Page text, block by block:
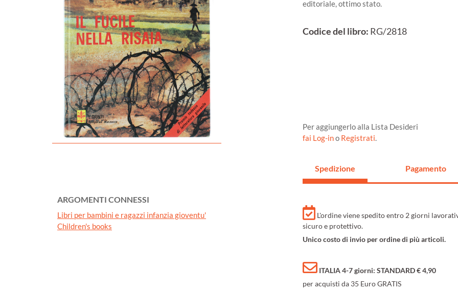
ARGOMENTI CONNESSI
Libri per bambini e ragazzi infanzia gioventu'
Children's books
editoriale, ottimo stato.
Codice del libro: RG/2818
Per aggiungerlo alla Lista Desideri
fai Log-ino Registrati.
Spedizione Pagamento
L'ordine viene spedito entro 2 giorni
sicuro e protettivo.
Unico costo di invio per ordine di più articoli.
ITALIA 4-7 giorni: STANDARD € 4,90
per acquisti da 35 Euro GRATIS